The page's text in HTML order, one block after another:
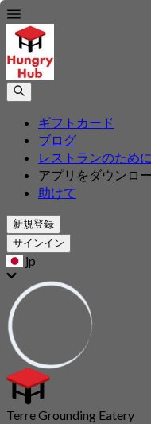
ギフトカード
ブログ
レストランのために
アプリをダウンロ
助けて
新規登録
サインイン
jp
Terre Grounding Eatery